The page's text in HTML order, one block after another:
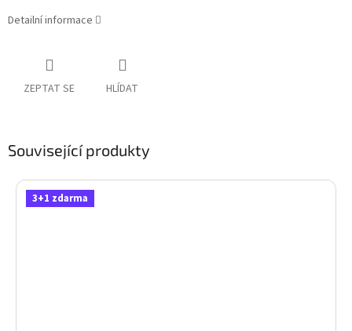
Detailní informace
ZEPTAT SE HLÍDAT
Související produkty
3+1 zdarma